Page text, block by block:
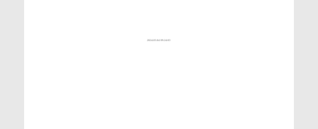
2024-03-04 09:24:03